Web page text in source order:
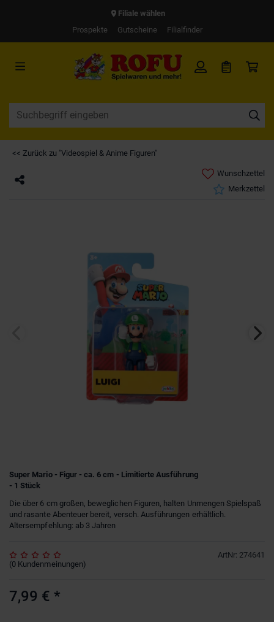
Filiale wählen
Prospekte
Gutscheine Filialfinder
<< Zurück zu "Videospiel & Anime Figuren"
Wunschzettel
Merkzettel
Super Mario - Figur - ca. 6 cm - Limitierte Ausführung
- 1 Stück
Die über 6 cm großen, beweglichen Figuren, halten Unmengen Spielspaß
und rasante Abenteuer bereit, versch. Ausführungen erhältlich.
Altersempfehlung: ab 3 Jahren
ArtNr: 274641
(0 Kundenmeinungen)
7,99 € *